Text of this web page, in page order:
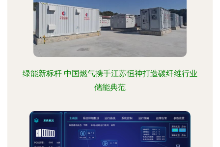
绿能新标杆 中国燃气携手江苏恒神打造碳纤维行业
储能典范